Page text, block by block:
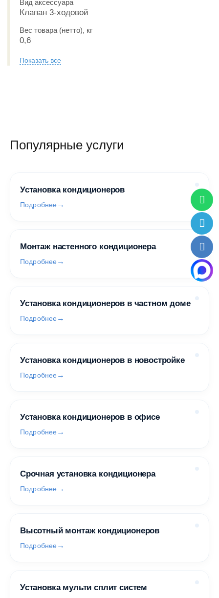
Вид аксессуара
Клапан 3-ходовой
Вес товара (нетто), кг
0,6
Показать все
Популярные услуги
Установка кондиционеров
Подробнее
Монтаж настенного кондиционера
Подробнее
Установка кондиционеров в частном доме
Подробнее
Установка кондиционеров в новостройке
Подробнее
Установка кондиционеров в офисе
Подробнее
Срочная установка кондиционера
Подробнее
Высотный монтаж кондиционеров
Подробнее
Установка мульти сплит систем